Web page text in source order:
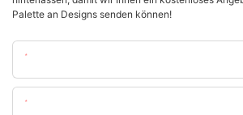
Palette an Designs senden können!